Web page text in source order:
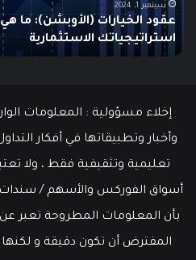
للمبتدئين
يونيو 10, 2025
ما هو الـ Swing Trading؟ دليلك الشامل للمبتدئين
إخلاء مسؤولية : المعلومات
وأخبار وتطبيقاتها في أفكار
تعليمية وتثقيفية فقط ، ولا
أسواق الفوركس والأسهم / سندات/
بأن المعلومات المطروحة تعبر
المفترض أن تكون دقيقة و